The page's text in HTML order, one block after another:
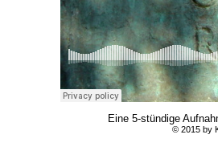
Eine 5-stündige
© 2015 by